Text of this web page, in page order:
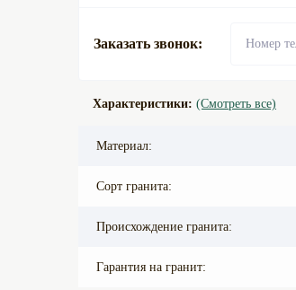
Заказать звонок:
Характеристики: (Смотреть все)
Материал:
Сорт гранита:
Происхождение гранита:
Гарантия на гранит: